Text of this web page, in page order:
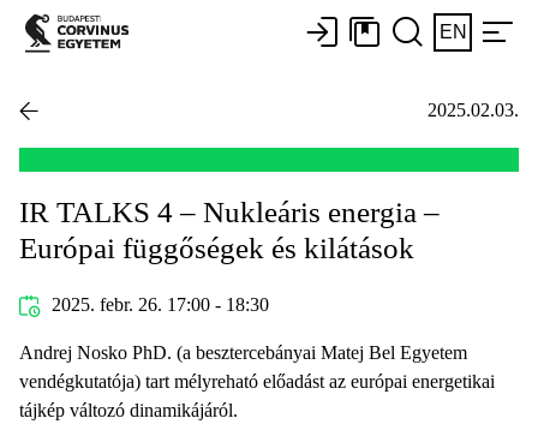
EN
2025.02.03.
IR TALKS 4 – Nukleáris energia –
Európai függőségek és kilátások
2025. febr. 26. 17:00 - 18:30
Andrej Nosko PhD. (a besztercebányai Matej Bel Egyetem
vendégkutatója) tart mélyreható előadást az európai energetikai
tájkép változó dinamikájáról.